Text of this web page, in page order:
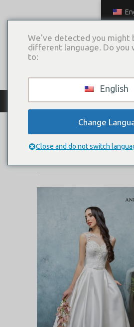
КАТАЛОГ
We've detected you might
different language. Do you
to:
English
Change
Close and do not switch